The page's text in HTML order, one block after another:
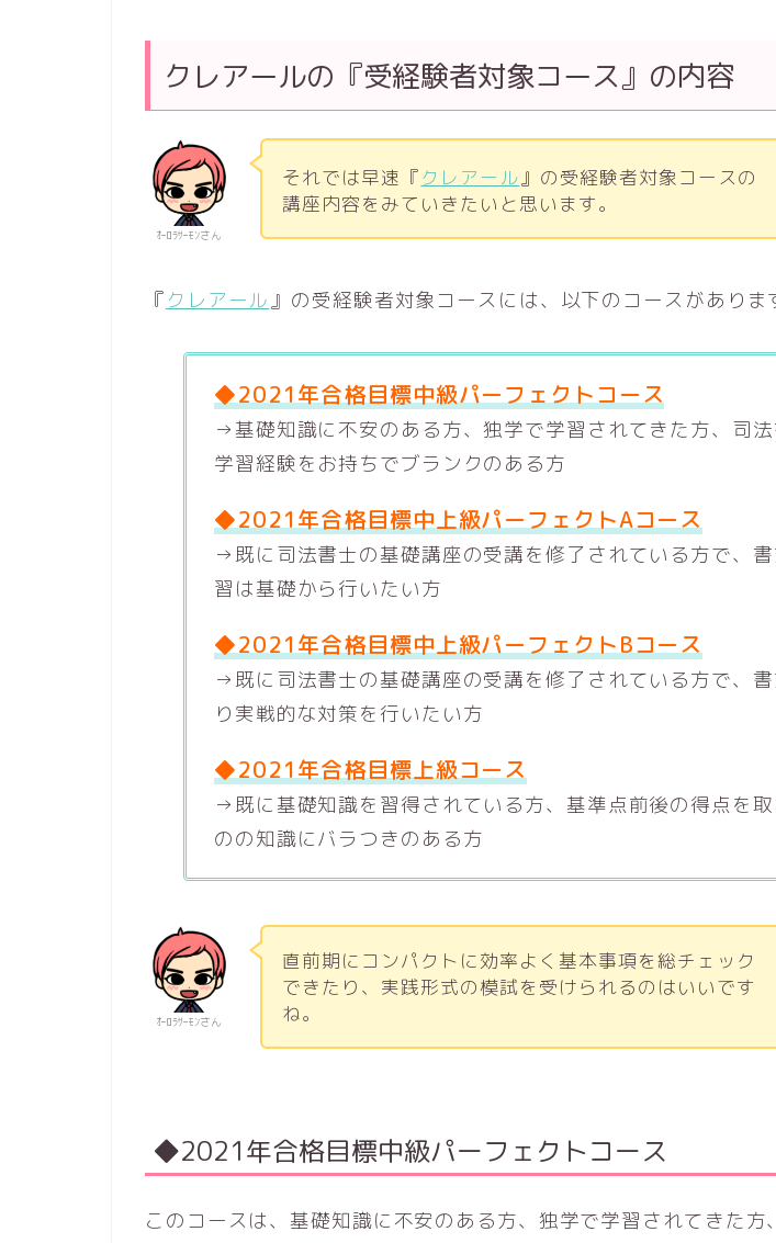
クレアールの『受経験者対象コース』の内容
ｵｰﾛﾗｻｰﾓﾝさん
それでは早速『クレアール』の受経験者対象コースの
講座内容をみていきたいと思います。
『 クレアール』の受経験者対象コースには、以下のコースがありま
◆2021年合格目標中級パーフェクトコース
→基礎知識に不安のある方、独学で学習されてきた方、司
学習経験をお持ちでブランクのある方
◆2021年合格目標中上級パーフェクトAコース
→既に司法書士の基礎講座の受講を修了されている方で、
習は基礎から行いたい方
◆2021年合格目標中上級パーフェクトBコース
→既に司法書士の基礎講座の受講を修了されている方で、書
り実戦的な対策を行いたい方
◆2021年合格目標上級コース
→既に基礎知識を習得されている方、基準点前後の得点を
のの知識にバラつきのある方
ｵｰﾛﾗｻｰﾓﾝさん
直前期にコンパクトに効率よく基本事項を総チェック
できたり、実践形式の模試を受けられるのはいいです
ね。
◆2021年合格目標中級パーフェクトコース
このコースは、基礎知識に不安のある方、独学で学習されてきた方